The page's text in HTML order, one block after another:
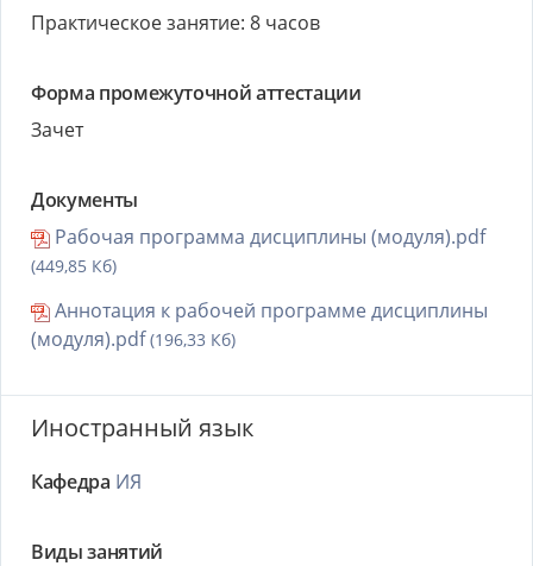
Практическое занятие: 8 часов
Форма промежуточной аттестации
Зачет
Документы
Рабочая программа дисциплины (модуля).pdf
(449,85 Кб)
Аннотация к рабочей программе дисциплины
(модуля).pdf(196,33 Кб)
Иностранный язык
Кафедра ИЯ
Виды занятий